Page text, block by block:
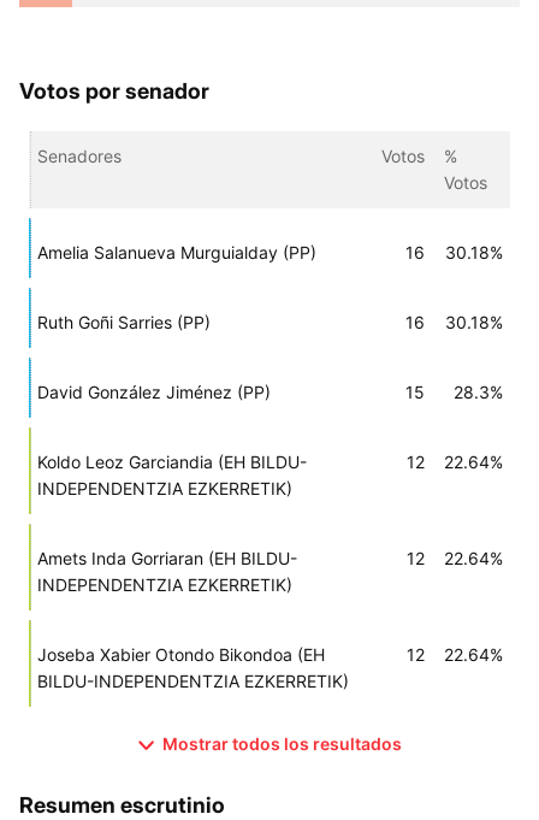
Votos por senador
Senadores Votos
%
Votos
Amelia Salanueva Murguialday (PP) 16 30.18%
Ruth Goñi Sarries (PP) 16 30.18%
David González Jiménez (PP) 15 28.3%
Koldo Leoz Garciandia (EH BILDU-
INDEPENDENTZIA EZKERRETIK)
12 22.64%
Amets Inda Gorriaran (EH BILDU-
INDEPENDENTZIA EZKERRETIK)
12 22.64%
Joseba Xabier Otondo Bikondoa (EH
BILDU-INDEPENDENTZIA EZKERRETIK)
12 22.64%
Mostrar todos los resultados
Resumen escrutinio